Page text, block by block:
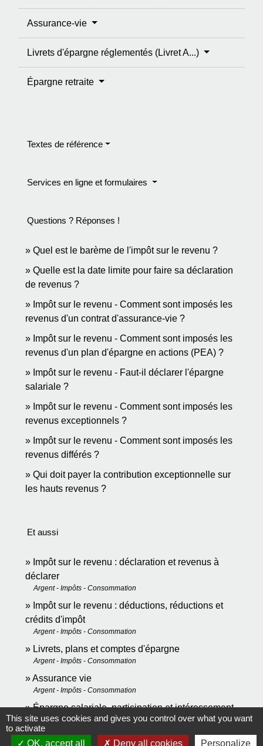
Assurance-vie
Livrets d'épargne réglementés (Livret A...)
Épargne retraite
Textes de référence
Services en ligne et formulaires
Questions ? Réponses !
Quel est le barème de l'impôt sur le revenu ?
Quelle est la date limite pour faire sa déclaration
de revenus ?
Impôt sur le revenu - Comment sont imposés les
revenus d'un contrat d'assurance-vie ?
Impôt sur le revenu - Comment sont imposés les
revenus d'un plan d'épargne en actions (PEA) ?
Impôt sur le revenu - Faut-il déclarer l'épargne
salariale ?
Impôt sur le revenu - Comment sont imposés les
revenus exceptionnels ?
Impôt sur le revenu - Comment sont imposés les
revenus différés ?
Qui doit payer la contribution exceptionnelle sur
les hauts revenus ?
Et aussi
Impôt sur le revenu : déclaration et revenus à
déclarer
Argent - Impôts - Consommation
Impôt sur le revenu : déductions, réductions et
crédits d'impôt
Argent - Impôts - Consommation
Livrets, plans et comptes d'épargne
Argent - Impôts - Consommation
Assurance vie
Argent - Impôts - Consommation
Épargne salariale, participation et intéressement
Argent - Impôts - Consommation
Impôt sur le revenu - Cotisations d'épargne retraite
This site uses cookies and gives you control over what you want
to activate
OK, accept all
Deny all cookies Personalize